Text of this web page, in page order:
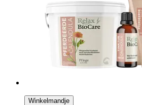
Winkelmandje